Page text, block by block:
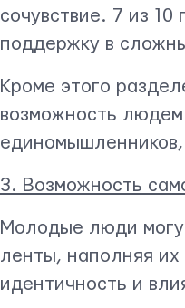
сочувствие. 7 из
поддержку в
Кроме этого
возможность
3. Возможность
Молодые люди
ленты, наполняя
идентичность и